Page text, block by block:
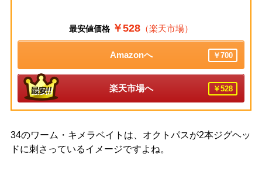
最安値価格 ￥528 （楽天市場）
Amazonへ ￥700
楽天市場へ ￥528
34のワーム・キメラベイトは、オクトパスが2本ジグヘッ
ドに刺さっているイメージですよね。